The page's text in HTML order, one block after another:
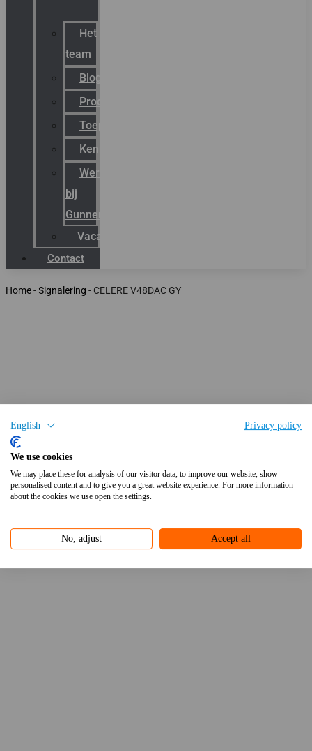
English Privacy policy
We use cookies
We may place these for analysis of our visitor data, to improve our website, show
personalised content and to give you a great website experience. For more information
about the cookies we use open the settings.
No, adjust Accept all
Het
team
Blog
Productnieuws
Toepassingen
Kenniscentrum
Werken
bij
Gunneman
Vacatures
Contact
Home-Signalering - CELERE V48DAC GY